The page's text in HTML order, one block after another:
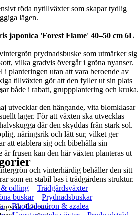
är frusen kan den här växten planteras ut
Lätt sur
röda nytillväxter som skapar tydlig
lägen.
japonica 'Forest Flame' 40–50 cm 6L
prydnadsbuske som utmärker sig
vilka gradvis övergår i gröna nyanser.
i planteringen utan att vara beroende av
tillväxten gör att den fyller ut sin plats
både i rabatt, gruppplantering och kruka.
utvecklar den hängande, vita blomklasar
lager. För att växten ska utvecklas
där den skyddas från stark sol.
näringsrik och lätt sur, vilket ger
att etablera sig och bibehålla sin
och vinterhärdig behåller den sitt
som en stabil bas i trädgårdens struktur.
odling
Trädgårdsväxter
buskar
Prydnadsbuskar
Rhododendron & azalea